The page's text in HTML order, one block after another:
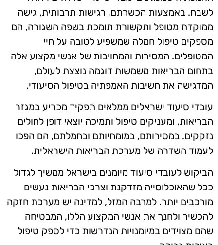
לשבח. באמצעות הכשרתם, רגישות תרבותית, גישה
ממוקדת מטופל ותקשורת תומכת בשפה השגורה, הם
מספקים טיפול חמלה שמשפיע לטובה על חיי
המטופלים. המסירות והמחויבות של אנשי מקצוע אלה
בתחום הבריאות משמשות דוגמה נוצצת לעולם,
המדגישה את חשיבות האמפתיה בטיפול הסיעודי.
עובדי סיעוד ישראלים ממלאים תפקיד מכריע במגזר
הבריאות, ומעניקים טיפול ותמיכה יוצאי דופן לחולים
נזקקים. במסירותם, במומחיותם ובחמלתם, הם הפכו
לעמוד השדרה של מערכת הבריאות הישראלית.
הביקוש לעובדי סיעוד מיומנים בישראל ממשיך לגדול
ככל שהאוכלוסייה מזדקנת וצרכי הבריאות נעשים
מורכבים יותר. למרבה המזל, למדינה יש מערכת חזקה
להכשיר ולחנך את אנשי המקצוע הללו, המבטיחה
שהם מצוידים במיומנויות הנדרשות כדי לספק טיפול